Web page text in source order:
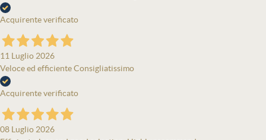
Acquirente verificato
11 Luglio 2026
Veloce ed efficiente Consigliatissimo
Acquirente verificato
08 Luglio 2026